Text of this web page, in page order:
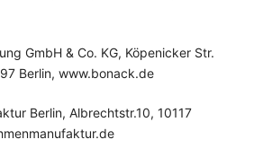
GmbH & Co. KG, Köpenicker Str.
Berlin, www.bonack.de
Berlin, Albrechtstr.10, 10117